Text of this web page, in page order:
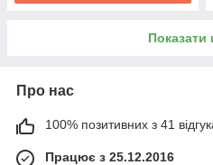
Показати
Про нас
100% позитивних з 41
Працює з 25.12.2016